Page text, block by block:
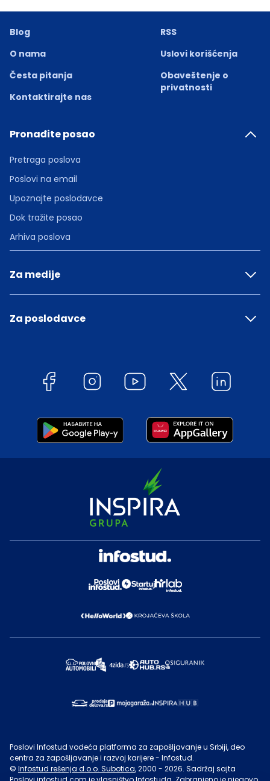
Blog
O nama
Česta pitanja
Kontaktirajte nas
RSS
Uslovi korišćenja
Obaveštenje o
privatnosti
Pronađite posao
Pretraga poslova
Poslovi na email
Upoznajte poslodavce
Dok tražite posao
Arhiva poslova
Za medije
Za poslodavce
Poslovi Infostud vodeća platforma za zapošljavanje u Srbiji, deo
centra za zapošljavanje i razvoj karijere - Infostud.
© Infostud rešenja d.o.o. Subotica, 2000 - 2026. Sadržaj sajta